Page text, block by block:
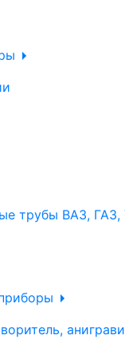
трубы ВАЗ, ГАЗ,